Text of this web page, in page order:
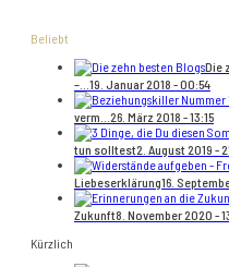
Beliebt
Die
–... 19. Januar 2018 - 00:54
verm... 26. März 2018 - 13:15
tun solltest2. August 2019 -
Liebeserklärung16.
Zukunft8. November 2020 -
Kürzlich